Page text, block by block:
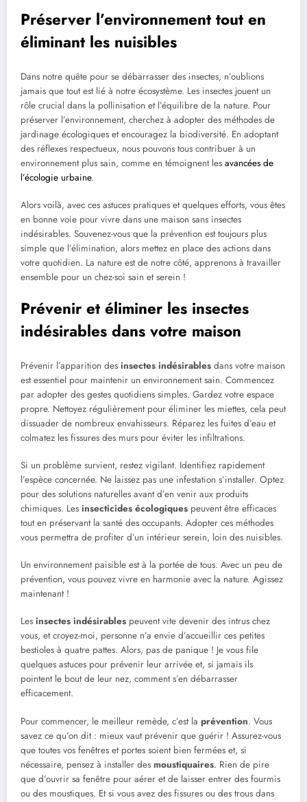
Préserver l’environnement tout en
éliminant les nuisibles
Dans notre quête pour se débarrasser des insectes, n’oublions
jamais que tout est lié à notre écosystème. Les insectes jouent un
rôle crucial dans la pollinisation et l’équilibre de la nature. Pour
préserver l’environnement, cherchez à adopter des méthodes de
jardinage écologiques et encouragez la biodiversité. En adoptant
des réflexes respectueux, nous pouvons tous contribuer à un
environnement plus sain, comme en témoignent les avancées de
l’écologie urbaine.
Alors voilà, avec ces astuces pratiques et quelques efforts, vous êtes
en bonne voie pour vivre dans une maison sans insectes
indésirables. Souvenez-vous que la prévention est toujours plus
simple que l’élimination, alors mettez en place des actions dans
votre quotidien. La nature est de notre côté, apprenons à travailler
ensemble pour un chez-soi sain et serein !
Prévenir et éliminer les insectes
indésirables dans votre maison
Prévenir l’apparition des insectes indésirables dans votre maison
est essentiel pour maintenir un environnement sain. Commencez
par adopter des gestes quotidiens simples. Gardez votre espace
propre. Nettoyez régulièrement pour éliminer les miettes, cela peut
dissuader de nombreux envahisseurs. Réparez les fuites d’eau et
colmatez les fissures des murs pour éviter les infiltrations.
Si un problème survient, restez vigilant. Identifiez rapidement
l’espèce concernée. Ne laissez pas une infestation s’installer. Optez
pour des solutions naturelles avant d’en venir aux produits
chimiques. Les insecticides écologiques peuvent être efficaces
tout en préservant la santé des occupants. Adopter ces méthodes
vous permettra de profiter d’un intérieur serein, loin des nuisibles.
Un environnement paisible est à la portée de tous. Avec un peu de
prévention, vous pouvez vivre en harmonie avec la nature. Agissez
maintenant !
Les insectes indésirables peuvent vite devenir des intrus chez
vous, et croyez-moi, personne n’a envie d’accueillir ces petites
bestioles à quatre pattes. Alors, pas de panique ! Je vous file
quelques astuces pour prévenir leur arrivée et, si jamais ils
pointent le bout de leur nez, comment s’en débarrasser
efficacement.
Pour commencer, le meilleur remède, c’est la prévention. Vous
savez ce qu’on dit : mieux vaut prévenir que guérir ! Assurez-vous
que toutes vos fenêtres et portes soient bien fermées et, si
nécessaire, pensez à installer des moustiquaires. Rien de pire
que d’ouvrir sa fenêtre pour aérer et de laisser entrer des fourmis
ou des moustiques. Et si vous avez des fissures ou des trous dans